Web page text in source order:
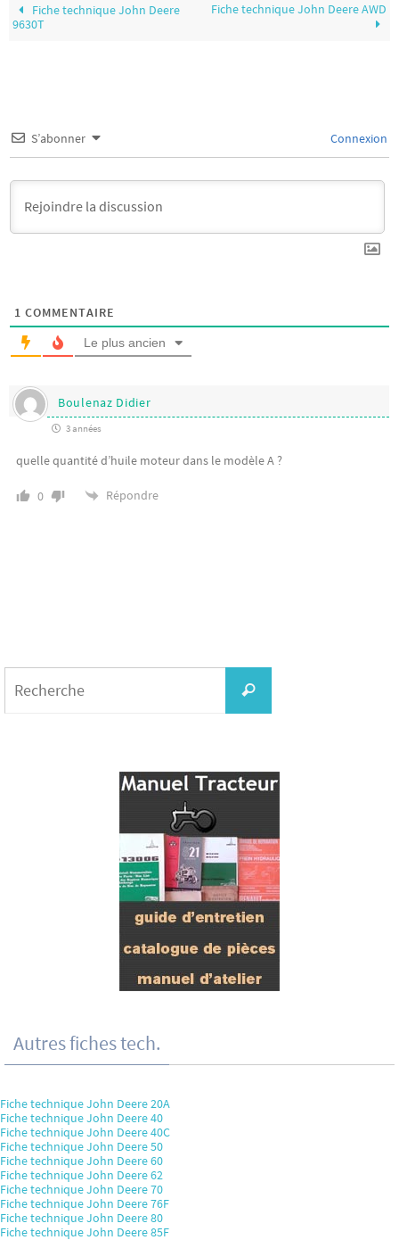
Fiche technique John Deere
9630T
Fiche technique John Deere AWD
S’abonner Connexion
1 COMMENTAIRE
Le plus ancien
Boulenaz Didier
3 années
quelle quantité d’huile moteur dans le modèle A ?
0 Répondre
Recherche
Autres fiches tech.
Fiche technique John Deere 20A
Fiche technique John Deere 40
Fiche technique John Deere 40C
Fiche technique John Deere 50
Fiche technique John Deere 60
Fiche technique John Deere 62
Fiche technique John Deere 70
Fiche technique John Deere 76F
Fiche technique John Deere 80
Fiche technique John Deere 85F